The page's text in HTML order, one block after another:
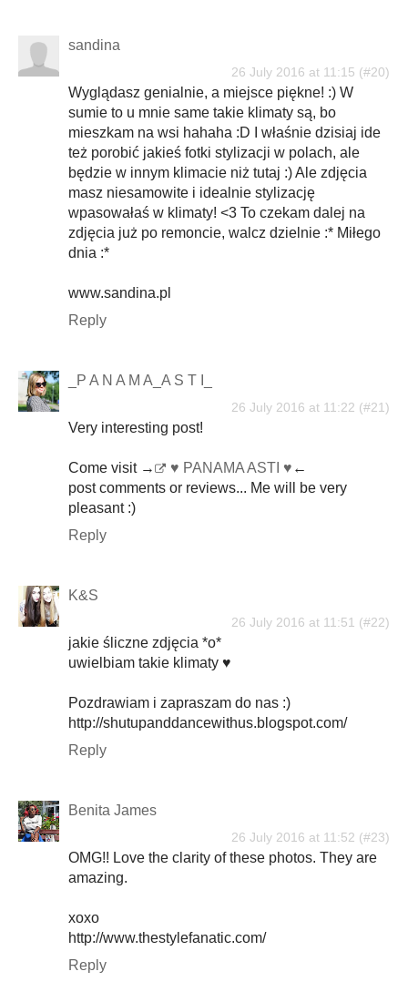
sandina
26 July 2016 at 11:15
Wyglądasz genialnie, a miejsce piękne! :) W
sumie to u mnie same takie klimaty są, bo
mieszkam na wsi hahaha :D I właśnie dzisiaj ide
też porobić jakieś fotki stylizacji w polach, ale
będzie w innym klimacie niż tutaj :) Ale zdjęcia
masz niesamowite i idealnie stylizację
wpasowałaś w klimaty! <3 To czekam dalej na
zdjęcia już po remoncie, walcz dzielnie :* Miłego
dnia :*
www.sandina.pl
Reply
_P A N A M A_A S T I_
26 July 2016 at 11:22
Very interesting post!
Come visit → ♥ PANAMA ASTI ♥ ←
post comments or reviews... Me will be very
pleasant :)
Reply
K&S
26 July 2016 at 11:51
jakie śliczne zdjęcia *o*
uwielbiam takie klimaty ♥
Pozdrawiam i zapraszam do nas :)
http://shutupanddancewithus.blogspot.com/
Reply
Benita James
26 July 2016 at 11:52
OMG!! Love the clarity of these photos. They are
amazing.
xoxo
http://www.thestylefanatic.com/
Reply